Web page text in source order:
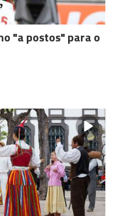
"a postos" para o